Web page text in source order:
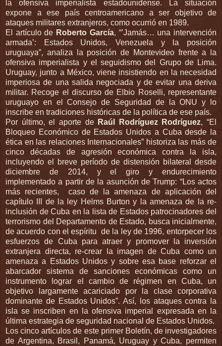
la ofensiva imperialista estadounidense. La situación
expone a ese país centroamericano a ser objetivo de
ataques militares extranjeros, como ocurrió en 1989.
El artículo de Roberto García, “’Jamás… una intervención
armada’: Estados Unidos, Venezuela y la posición
uruguaya”, analiza la posición de Montevideo frente a la
ofensiva imperialista y el seguidismo del Grupo de Lima.
Uruguay, junto a México, viene insistiendo en la necesidad
imperiosa de una salida negociada y de evitar una deriva
militar. Recoge el discurso de Elbio Roselli, representante
uruguayo en el Consejo de Seguridad de la ONU y lo
inscribe en tradiciones históricas de la política de ese país.
Por último, el aporte de Raúl Rodríguez Rodríguez, “El
Bloqueo Económico de Estados Unidos a Cuba desde la
ética en las relaciones Internacionales” historiza las más de
cinco décadas de agresión económica contra la isla,
incluyendo el breve período de distensión bilateral desde
diciembre de 2014, y el giro y endurecimiento
implementado a partir de la asunción de Trump: “Los actos
más recientes,
caso de la amenaza de aplicación del
capítulo III de la ley Helms Burton y la amenaza de la re-
inclusión de Cuba en la lista de Estados patrocinadores del
terrorismo del Departamento de Estado, busca inicialmente,
de acuerdo con el espíritu de la ley de 1996, entorpecer los
esfuerzos de Cuba para atraer y promover la inversión
extranjera directa, re-crear la imagen de Cuba como un
amenaza a Estados Unidos y sobre esa base reforzar el
abarcador sistema de sanciones económicas como un
instrumento lograr el cambio de régimen en Cuba, un
objetivo largamente acariciado por la clase corporativa
dominante de Estados Unidos”. Así, los ataques contra la
isla se inscriben en la ofensiva imperial expresada en la
última estrategia de seguridad nacional de Estados Unidos.
Los cinco artículos de este primer Boletín, de investigadores
de Argentina, Brasil, Panamá, Uruguay y Cuba, permiten